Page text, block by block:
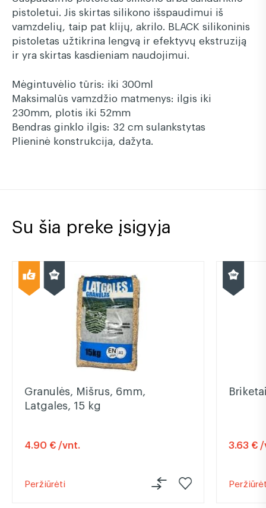
pistoletui. Jis skirtas silikono išspaudimui iš
vamzdelių, taip pat klijų, akrilo. BLACK silikoninis
pistoletas užtikrina lengvą ir efektyvų ekstruziją
ir yra skirtas kasdieniam naudojimui.
Mėgintuvėlio tūris: iki 300ml
Maksimalūs vamzdžio matmenys: ilgis iki
230mm, plotis iki 52mm
Bendras ginklo ilgis: 32 cm sulankstytas
Plieninė konstrukcija, dažyta.
Su šia preke įsigyja
Granulės, Mišrus, 6mm,
Latgales, 15 kg
4.90 € /vnt.
Peržiūrėti
3.63 €